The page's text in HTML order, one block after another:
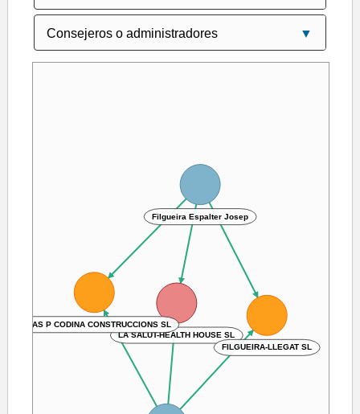
LA SALUT-HEALTH HOUSE SL
Filgueira Espalter Josep
FILGUEIRA-LLEGAT SL
A MAS P CODINA CONSTRUCCIONS SL